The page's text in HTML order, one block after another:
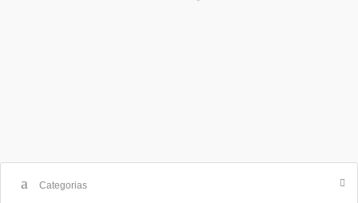
Categorias